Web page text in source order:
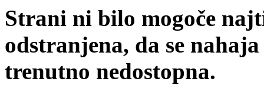
Strani ni bilo mogoče
odstranjena, da se
trenutno nedostopna.